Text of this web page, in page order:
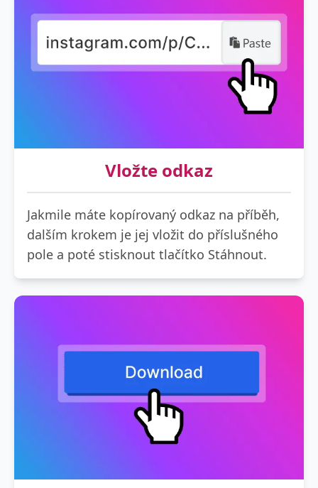
Vložte odkaz
Jakmile máte kopírovaný odkaz na příběh,
dalším krokem je jej vložit do příslušného
pole a poté stisknout tlačítko Stáhnout.